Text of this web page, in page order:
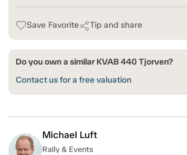
Save Favorite Tip and share
Do you own a similar KVAB 440 Tjorven?
Contact us for a free valuation
Michael Luft
Rally & Events